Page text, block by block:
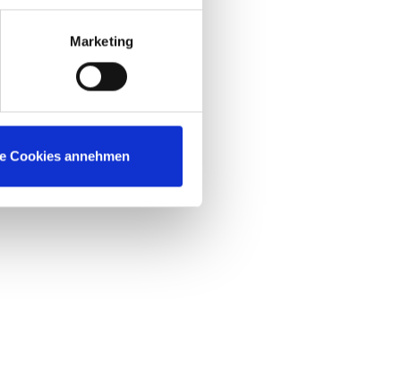
Marketing
Cookies annehmen